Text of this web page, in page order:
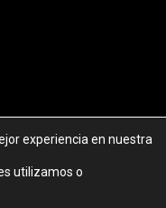
experiencia en nuestra
utilizamos o